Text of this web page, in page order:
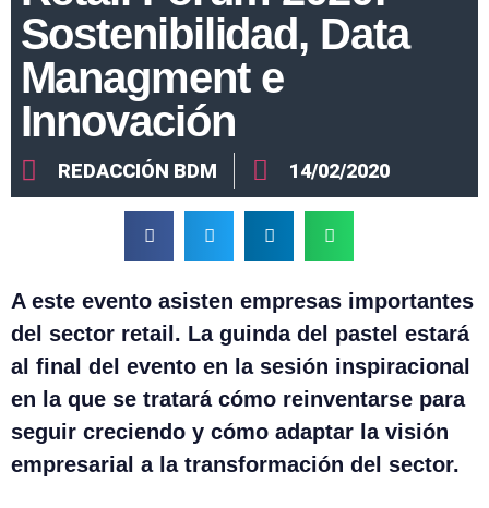
Sostenibilidad, Data
Managment e
Innovación
REDACCIÓN BDM 14/02/2020
A este evento asisten empresas importantes
del sector retail. La guinda del pastel estará
al final del evento en la sesión inspiracional
en la que se tratará cómo reinventarse para
seguir creciendo y cómo adaptar la visión
empresarial a la transformación del sector.